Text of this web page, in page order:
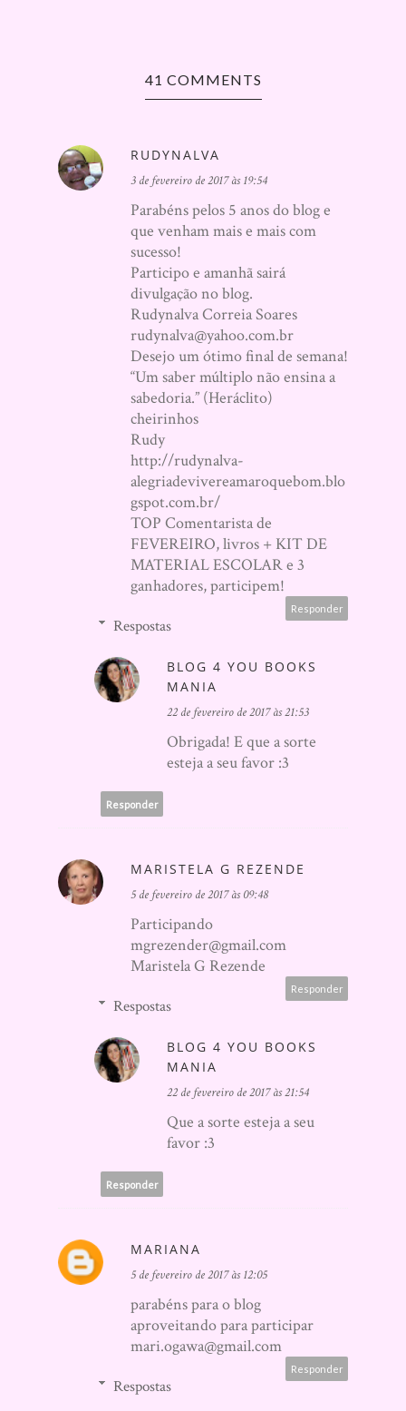
41 COMMENTS
RUDYNALVA
3 de fevereiro de 2017 às 19:54
Parabéns pelos 5 anos do blog e
que venham mais e mais com
sucesso!
Participo e amanhã sairá
divulgação no blog.
Rudynalva Correia Soares
rudynalva@yahoo.com.br
Desejo um ótimo final de semana!
“Um saber múltiplo não ensina a
sabedoria.” (Heráclito)
cheirinhos
Rudy
http://rudynalva-
alegriadevivereamaroquebom.blo
gspot.com.br/
TOP Comentarista de
FEVEREIRO, livros + KIT DE
MATERIAL ESCOLAR e 3
ganhadores, participem!
Responder
Respostas
BLOG 4 YOU BOOKS
MANIA
22 de fevereiro de 2017 às 21:53
Obrigada! E que a sorte
esteja a seu favor :3
Responder
MARISTELA G REZENDE
5 de fevereiro de 2017 às 09:48
Participando
mgrezender@gmail.com
Maristela G Rezende
Responder
Respostas
BLOG 4 YOU BOOKS
MANIA
22 de fevereiro de 2017 às 21:54
Que a sorte esteja a seu
favor :3
Responder
MARIANA
5 de fevereiro de 2017 às 12:05
parabéns para o blog
aproveitando para participar
mari.ogawa@gmail.com
Responder
Respostas